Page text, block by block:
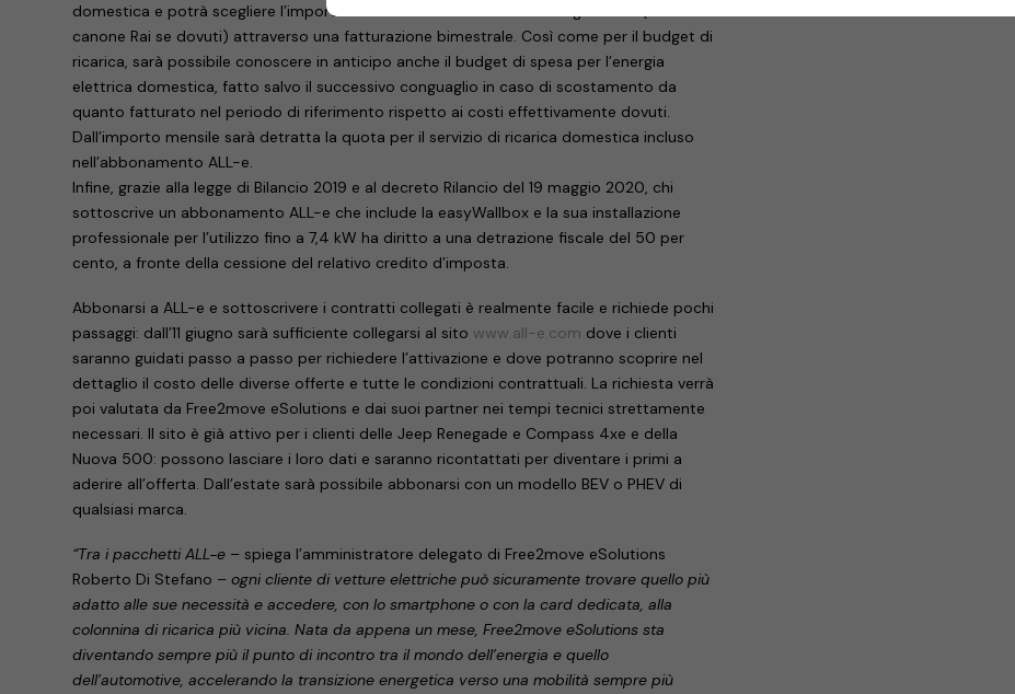
domestica e potrà scegliere l’importo mensile che Wekiwi fatturerà ogni mese (+IVA e
canone Rai se dovuti) attraverso una fatturazione bimestrale. Così come per il budget di
ricarica, sarà possibile conoscere in anticipo anche il budget di spesa per l’energia
elettrica domestica, fatto salvo il successivo conguaglio in caso di scostamento da
quanto fatturato nel periodo di riferimento rispetto ai costi effettivamente dovuti.
Dall’importo mensile sarà detratta la quota per il servizio di ricarica domestica incluso
nell’abbonamento ALL-e.
Infine, grazie alla legge di Bilancio 2019 e al decreto Rilancio del 19 maggio 2020, chi
sottoscrive un abbonamento ALL-e che include la easyWallbox e la sua installazione
professionale per l’utilizzo fino a 7,4 kW ha diritto a una detrazione fiscale del 50 per
cento, a fronte della cessione del relativo credito d’imposta.
Abbonarsi a ALL-e e sottoscrivere i contratti collegati è realmente facile e richiede pochi
passaggi: dall’11 giugno sarà sufficiente collegarsi al sito www.all-e.com dove i clienti
saranno guidati passo a passo per richiedere l’attivazione e dove potranno scoprire nel
dettaglio il costo delle diverse offerte e tutte le condizioni contrattuali. La richiesta verrà
poi valutata da Free2move eSolutions e dai suoi partner nei tempi tecnici strettamente
necessari. Il sito è già attivo per i clienti delle Jeep Renegade e Compass 4xe e della
Nuova 500: possono lasciare i loro dati e saranno ricontattati per diventare i primi a
aderire all’offerta. Dall’estate sarà possibile abbonarsi con un modello BEV o PHEV di
qualsiasi marca.
“Tra i pacchetti ALL-e – spiega l’amministratore delegato di Free2move eSolutions
Roberto Di Stefano –ogni cliente di vetture elettriche può sicuramente trovare quello più
adatto alle sue necessità e accedere, con lo smartphone o con la card dedicata, alla
colonnina di ricarica più vicina. Nata da appena un mese, Free2move eSolutions sta
diventando sempre più il punto di incontro tra il mondo dell’energia e quello
dell’automotive, accelerando la transizione energetica verso una mobilità sempre più